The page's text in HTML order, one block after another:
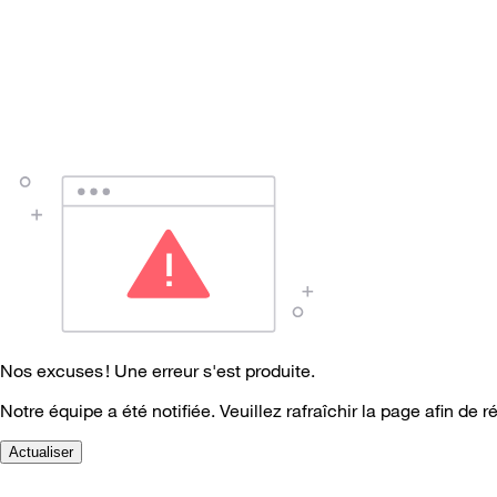
Nos excuses ! Une erreur s'est produite.
Notre équipe a été notifiée. Veuillez rafraîchir la page afin de
Actualiser